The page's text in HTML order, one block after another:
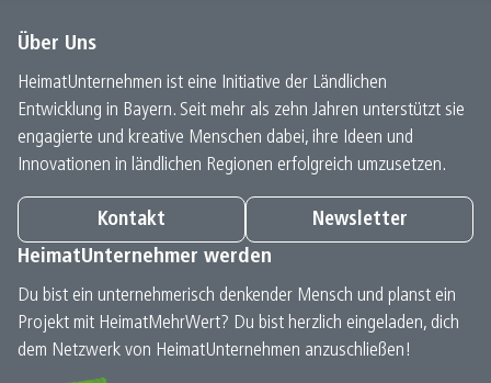
Über Uns
HeimatUnternehmen ist eine Initiative der Ländlichen
Entwicklung in Bayern. Seit mehr als zehn Jahren unterstützt sie
engagierte und kreative Menschen dabei, ihre Ideen und
Innovationen in ländlichen Regionen erfolgreich umzusetzen.
Kontakt
Newsletter
HeimatUnternehmer werden
Du bist ein unternehmerisch denkender Mensch und planst ein
Projekt mit HeimatMehrWert? Du bist herzlich eingeladen, dich
dem Netzwerk von HeimatUnternehmen anzuschließen!